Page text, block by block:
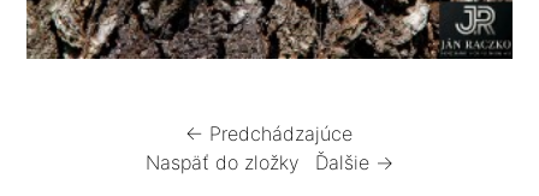
← Predchádzajúce
Naspäť do zložky
Ďalšie →